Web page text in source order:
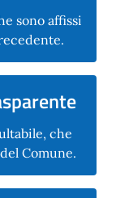
sono affissi
che
Comune.